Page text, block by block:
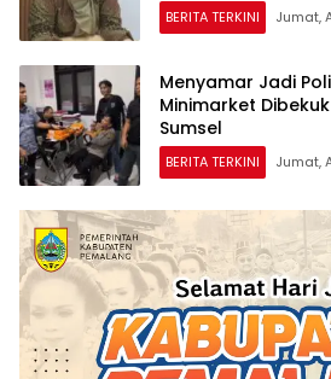
BERITA TERKINI Jumat,
Menyamar Jadi
Minimarket
Sumsel
BERITA TERKINI Jumat,